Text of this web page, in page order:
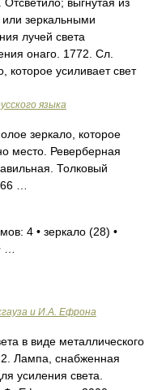
зеркальными
лучей света
онаго. 1772. Сл.
которое усиливает свет
языка
зеркало, которое
место. Реверберная
Толковый
…
4 • зеркало (28) •
…
и И.А. Ефрона
в виде металлического
2. Лампа, снабженная
усиления света.